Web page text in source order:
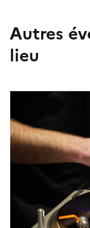
Autres
lieu